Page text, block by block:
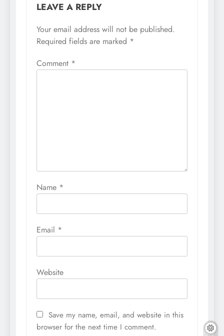
LEAVE A REPLY
Your email address will not be published.
Required fields are marked *
Comment *
Name *
Email *
Website
Save my name, email, and website in this
browser for the next time I comment.